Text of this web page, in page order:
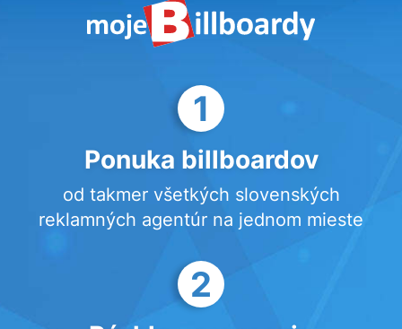
1
Ponuka billboardov
od takmer všetkých slovenských
reklamných agentúr na jednom mieste
2